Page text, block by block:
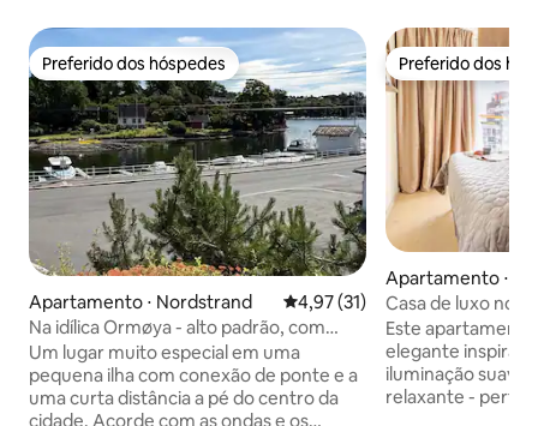
Preferido dos hóspedes
Preferido dos hóspedes
Apartamento ⋅ Nordstrand 4,97 de uma avaliação média
4,97 (31)
Na idílica Ormøya - alto padrão, com
caiaque/SUP
Um lugar muito especial em uma
pequena ilha com conexão de ponte e a
uma curta distância a pé do centro da
cidade. Acorde com as ondas e os
Preferido dos
Preferido dos
Apartamento ⋅
Casa de luxo no
Este
elegante
iluminação suave
relaxante -